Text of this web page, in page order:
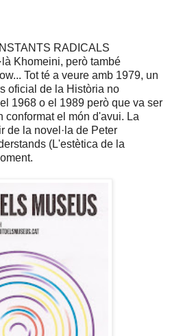
RADICALS
Khomeini, però també
Tot té a veure amb 1979, un
oficial de la Història no
1968 o el 1989 però que va ser
conformat el món d'avui. La
de la novel· la de Peter
(L'estètica de la